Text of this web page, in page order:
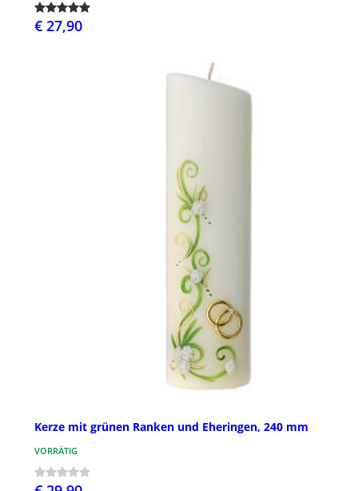
€ 27,90
Kerze mit grünen Ranken und Eheringen, 240 mm
VORRÄTIG